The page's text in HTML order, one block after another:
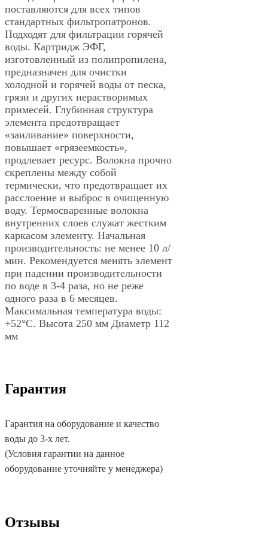
поставляются для всех типов
стандартных фильтропатронов.
Подходят для фильтрации горячей
воды. Картридж ЭФГ,
изготовленный из полипропилена,
предназначен для очистки
холодной и горячей воды от песка,
грязи и других нерастворимых
примесей. Глубинная структура
элемента предотвращает
«заиливание» поверхности,
повышает «грязеемкость»,
продлевает ресурс. Волокна прочно
скреплены между собой
термически, что предотвращает их
расслоение и выброс в очищенную
воду. Термосваренные волокна
внутренних слоев служат жестким
каркасом элементу. Начальная
производительность: не менее 10 л/
мин. Рекомендуется менять элемент
при падении производительности
по воде в 3-4 раза, но не реже
одного раза в 6 месяцев.
Максимальная температура воды:
+52°C. Высота 250 мм Диаметр 112
мм
Гарантия
Гарантия на оборудование и качество
воды до 3-х лет.
(Условия гарантии на данное
оборудование уточняйте у менеджера)
Отзывы